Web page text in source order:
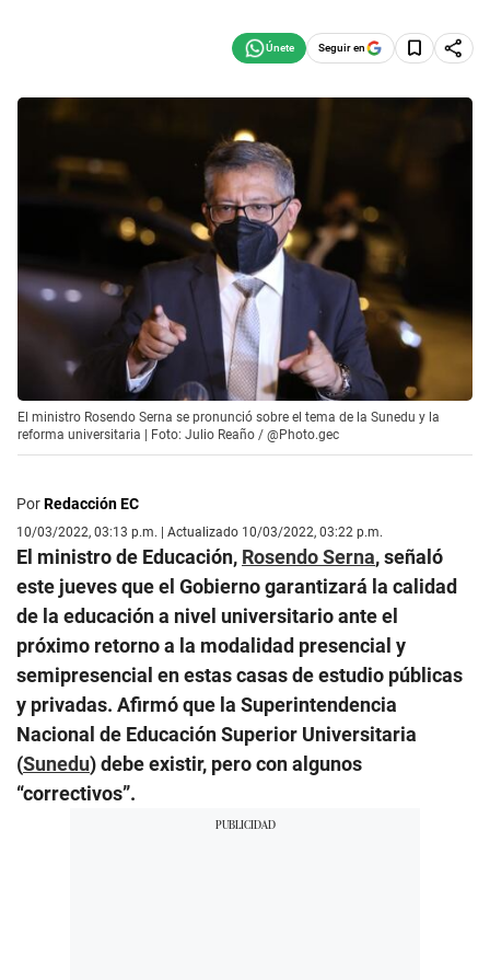
Seguir en
El ministro Rosendo Serna se pronunció sobre el tema de la Sunedu y la
reforma universitaria | Foto: Julio Reaño / @Photo.gec
PorRedacción EC
10/03/2022, 03:13 p.m. | Actualizado 10/03/2022, 03:22 p.m.
El ministro de Educación, Rosendo Serna, señaló
este jueves que el Gobierno garantizará la calidad
de la educación a nivel universitario ante el
próximo retorno a la modalidad presencial y
semipresencial en estas casas de estudio públicas
y privadas. Afirmó que la Superintendencia
Nacional de Educación Superior Universitaria
(Sunedu) debe existir, pero con algunos
“correctivos”.